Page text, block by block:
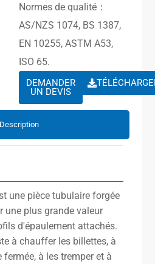
Normes de qualité：
AS/NZS 1074, BS 1387,
EN 10255, ASTM A53,
ISO 65.
DEMANDER
UN DEVIS
Description
une pièce tubulaire forgée
une plus grande valeur
d'épaulement attachés.
à chauffer les billettes, à
à les tremper et à